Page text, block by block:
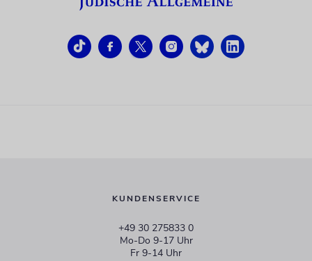
KUNDENSERVICE
+49 30 275833 0
Mo-Do 9-17 Uhr
Fr 9-14 Uhr